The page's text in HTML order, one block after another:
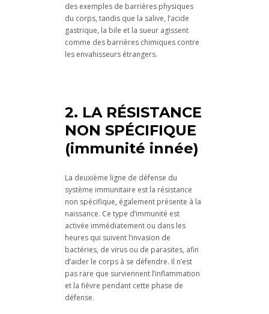
des exemples de barrières physiques
du corps, tandis que la salive, l’acide
gastrique, la bile et la sueur agissent
comme des barrières chimiques contre
les envahisseurs étrangers.
2. LA RÉSISTANCE
NON SPÉCIFIQUE
(immunité innée)
La deuxième ligne de défense du
système immunitaire est la résistance
non spécifique, également présente à la
naissance. Ce type d’immunité est
activée immédiatement ou dans les
heures qui suivent l’invasion de
bactéries, de virus ou de parasites, afin
d’aider le corps à se défendre. Il n’est
pas rare que surviennent l’inflammation
et la fièvre pendant cette phase de
défense.